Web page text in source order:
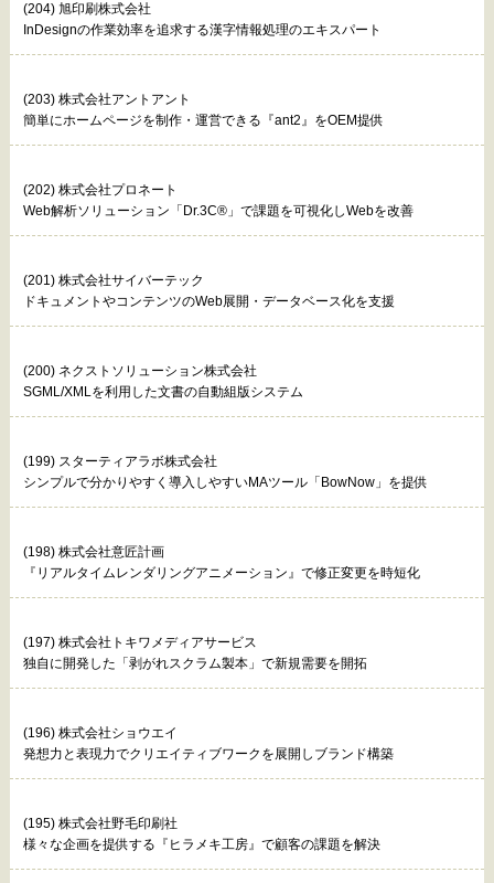
(204) 旭印刷株式会社
InDesignの作業効率を追求する漢字情報処理のエキスパート
(203) 株式会社アントアント
簡単にホームページを制作・運営できる『ant2』をOEM提供
(202) 株式会社プロネート
Web解析ソリューション「Dr.3C®」で課題を可視化しWebを改善
(201) 株式会社サイバーテック
ドキュメントやコンテンツのWeb展開・データベース化を支援
(200) ネクストソリューション株式会社
SGML/XMLを利用した文書の自動組版システム
(199) スターティアラボ株式会社
シンプルで分かりやすく導入しやすいMAツール「BowNow」を提供
(198) 株式会社意匠計画
『リアルタイムレンダリングアニメーション』で修正変更を時短化
(197) 株式会社トキワメディアサービス
独自に開発した「剥がれスクラム製本」で新規需要を開拓
(196) 株式会社ショウエイ
発想力と表現力でクリエイティブワークを展開しブランド構築
(195) 株式会社野毛印刷社
様々な企画を提供する『ヒラメキ工房』で顧客の課題を解決